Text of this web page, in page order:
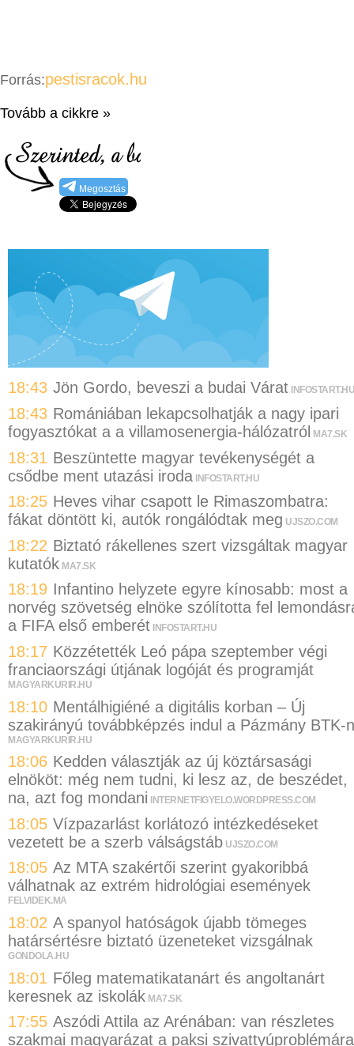
Forrás:pestisracok.hu
Tovább a cikkre »
Megosztás
18:43 Jön Gordo, beveszi a budai Várat INFOSTART.HU
18:43 Romániában lekapcsolhatják a nagy ipari
fogyasztókat a a villamosenergia-hálózatról
MA7.SK
18:31 Beszüntette magyar tevékenységét a
csődbe ment utazási iroda INFOSTART.HU
18:25 Heves vihar csapott le Rimaszombatra:
fákat döntött ki, autók rongálódtak meg UJSZO.COM
18:22 Biztató rákellenes szert vizsgáltak magyar
kutatók MA7.SK
18:19 Infantino helyzete egyre kínosabb: most a
norvég szövetség elnöke szólította fel
a FIFA első emberét INFOSTART.HU
18:17 Közzétették Leó pápa szeptember végi
franciaországi útjának logóját és programját
MAGYARKURIR.HU
18:10 Mentálhigiéné a digitális korban – Új
szakirányú továbbképzés indul a Pázmány BTK-n
MAGYARKURIR.HU
18:06 Kedden választják az új köztársasági
elnököt: még nem tudni, ki lesz az, de beszédet,
na, azt fog mondani
INTERNETFIGYELO.WORDPRESS.COM
18:05 Vízpazarlást korlátozó intézkedéseket
vezetett be a szerb válságstáb UJSZO.COM
18:05 Az MTA szakértői szerint gyakoribbá
válhatnak az extrém hidrológiai események
FELVIDEK.MA
18:02 A spanyol hatóságok újabb tömeges
határsértésre biztató üzeneteket vizsgálnak
GONDOLA.HU
18:01 Főleg matematikatanárt és angoltanárt
keresnek az iskolák MA7.SK
17:55 Aszódi Attila az Arénában: van részletes
szakmai magyarázat a paksi